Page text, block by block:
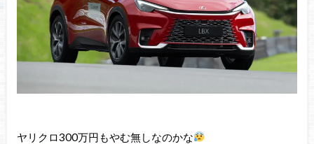
ヤリクロ300万円もやむ無しなのかな